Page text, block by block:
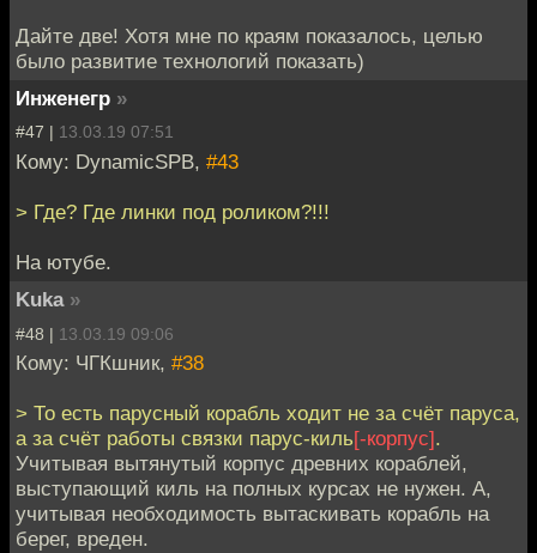
Дайте две! Хотя мне по краям показалось, целью
было развитие технологий показать)
Инженегр »
#47 | 13.03.19 07:51
Кому: DynamicSPB, #43
> Где? Где линки под роликом?!!!
На ютубе.
Kuka »
#48 | 13.03.19 09:06
Кому: ЧГКшник, #38
> То есть парусный корабль ходит не за счёт паруса,
а за счёт работы связки парус-киль[-корпус].
Учитывая вытянутый корпус древних кораблей,
выступающий киль на полных курсах не нужен. А,
учитывая необходимость вытаскивать корабль на
берег, вреден.